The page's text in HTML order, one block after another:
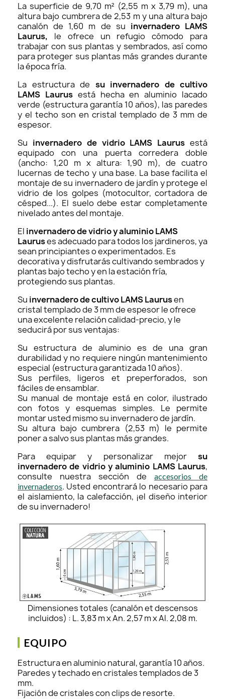
La superficie de 9,70 m² (2,55 m x 3,79 m), una
altura bajo cumbrera de 2,53 m y una altura bajo
canalón de 1,60 m de su invernadero LAMS
Laurus, le ofrece un refugio cómodo para
trabajar con sus plantas y sembrados, así como
para proteger sus plantas más grandes durante
la época fría.
La estructura de su invernadero de cultivo
LAMS Laurus está hecha en aluminio lacado
verde (estructura garantía 10 años), las paredes
y el techo son en cristal templado de 3 mm de
espesor.
Su invernadero de vidrio LAMS Laurus está
equipado con una puerta corredera doble
(ancho: 1,20 m x altura: 1,90 m), de cuatro
lucernas de techo y una base. La base facilita el
montaje de su invernadero de jardín y protege el
vidrio de los golpes (motocultor, cortadora de
césped...). El suelo debe estar completamente
nivelado antes del montaje.
El invernadero de vidrio y aluminio LAMS
Lauruses adecuado para todos los jardineros, ya
sean principiantes o experimentados. Es
decorativa y disfrutarás cultivando sembrados y
plantas bajo techo y en la estación fría,
protegiendo sus plantas.
Su invernadero de cultivo LAMS Laurusen
cristal templado de 3 mm de espesor le ofrece
una excelente relación calidad-precio, y le
seducirá por sus ventajas:
Su estructura de aluminio es de una gran
durabilidad y no requiere ningún mantenimiento
especial (estructura garantizada 10 años).
Sus perfiles, ligeros et preperforados, son
fáciles de ensamblar.
Su manual de montaje está en color, ilustrado
con fotos y esquemas simples. Le permite
montar usted mismo su invernadero de jardín.
Su altura bajo cumbrera (2,53 m) le permite
poner a salvo sus plantas más grandes.
Para equipar y personalizar mejorsu
invernadero de vidrio y aluminio LAMS Laurus,
consulte nuestra sección de accesorios de
invernaderos. Usted encontrará lo necesario para
el aislamiento, la calefacción, ¡el diseño interior
de su invernadero!
Dimensiones totales (canalón et descensos
incluidos) : L. 3,83 m x An. 2,57 m x Al. 2,08 m.
EQUIPO
Estructura en aluminio natural, garantía 10 años.
Paredes y techado en cristales templados de 3
mm.
Fijación de cristales con clips de resorte.